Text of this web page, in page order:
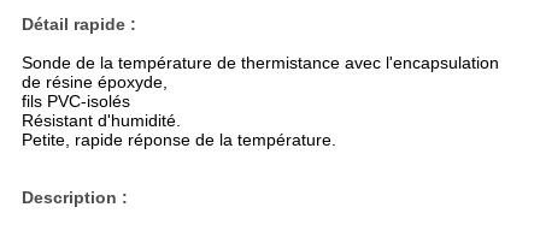
Détail rapide :
Sonde de la température de thermistance avec l'encapsulation
de résine époxyde,
fils PVC-isolés
Résistant d'humidité.
Petite, rapide réponse de la température.
Description :